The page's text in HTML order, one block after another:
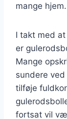
mange hjem.
I takt med
er
Mange
sundere
tilføje
fortsat vil